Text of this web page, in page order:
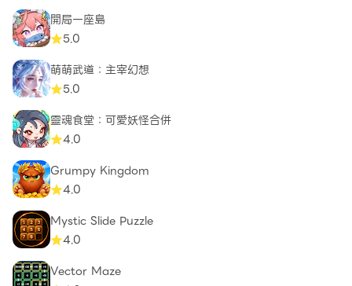
開局一座島
5.0
萌萌武道：主宰幻想
5.0
靈魂食堂：可愛妖怪合併
4.0
Grumpy Kingdom
4.0
Mystic Slide Puzzle
4.0
Vector Maze